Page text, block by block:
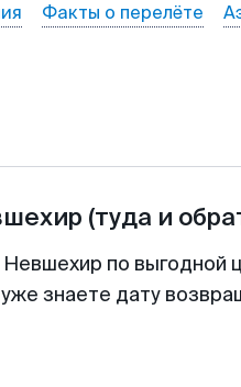
Факты о перелёте
(туда и
по выгодной
знаете дату